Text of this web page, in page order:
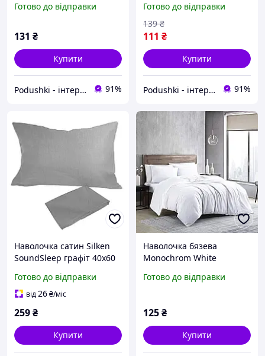
Готово до відправки
131 ₴
Купити
Podushki - інтернет-магазин Подушки 91%
Готово до відправки
111 ₴
139 ₴
Купити
Podushki - інтернет-магазин Подушки 91%
Наволочка сатин Silken
SoundSleep графіт 40х60
Готово до відправки
від26₴/міс
259₴
Купити
Наволочка бязева
Monochrom White
Готово до відправки
125₴
Купити